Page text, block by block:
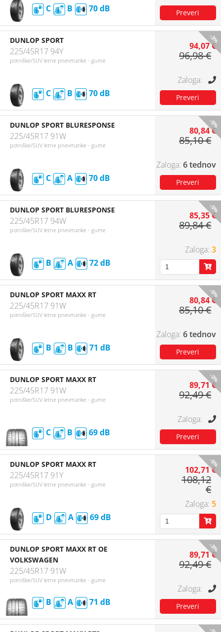
C B 70
-3%
DUNLOP SPORT
225/45R17 94Y
potniške/SUV letne pnevmatike - gume
C B 70
94,07 €
96,98 €
-5%
DUNLOP SPORT BLURESPONSE
225/45R17 91W
potniške/SUV letne pnevmatike - gume
C A 70
80,84 €
85,10 €
6 tednov
-5%
DUNLOP SPORT BLURESPONSE
225/45R17 94W
potniške/SUV letne pnevmatike - gume
B A 72
85,35 €
89,84 €
3
-5%
DUNLOP SPORT MAXX RT
225/45R17 91W
potniške/SUV letne pnevmatike - gume
B B 71
80,84 €
85,10 €
6 tednov
-3%
DUNLOP SPORT MAXX RT
225/45R17 91W
potniške/SUV letne pnevmatike - gume
C B 69
89,71 €
92,49 €
-5%
DUNLOP SPORT MAXX RT
225/45R17 91Y
potniške/SUV letne pnevmatike - gume
D A 69
102,71 €
108,12
€
5
-3%
DUNLOP SPORT MAXX RT OE
VOLKSWAGEN
225/45R17 91W
potniške/SUV letne pnevmatike - gume
B A 71
89,71 €
92,49 €